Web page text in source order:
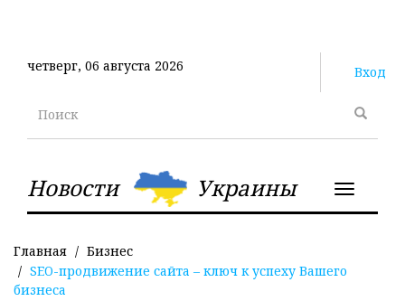
содержанию
четверг, 06 августа 2026 Вход
Поиск
Новости Украины
Toggle
Главная
Бизнес
SEO-продвижение сайта – ключ к успеху Вашего
бизнеса